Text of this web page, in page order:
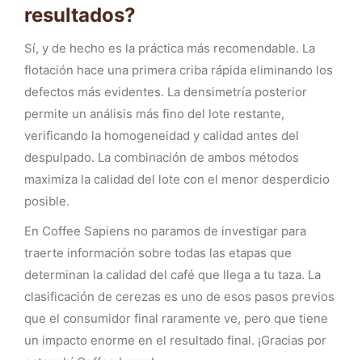
resultados?
Sí, y de hecho es la práctica más recomendable. La
flotación hace una primera criba rápida eliminando los
defectos más evidentes. La densimetría posterior
permite un análisis más fino del lote restante,
verificando la homogeneidad y calidad antes del
despulpado. La combinación de ambos métodos
maximiza la calidad del lote con el menor desperdicio
posible.
En Coffee Sapiens no paramos de investigar para
traerte información sobre todas las etapas que
determinan la calidad del café que llega a tu taza. La
clasificación de cerezas es uno de esos pasos previos
que el consumidor final raramente ve, pero que tiene
un impacto enorme en el resultado final. ¡Gracias por